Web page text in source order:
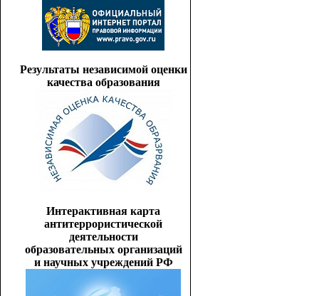
Результаты независимой оценки
качества образования
Интерактивная карта
антитеррористической
деятельности
образовательных организаций
и научных учреждений РФ